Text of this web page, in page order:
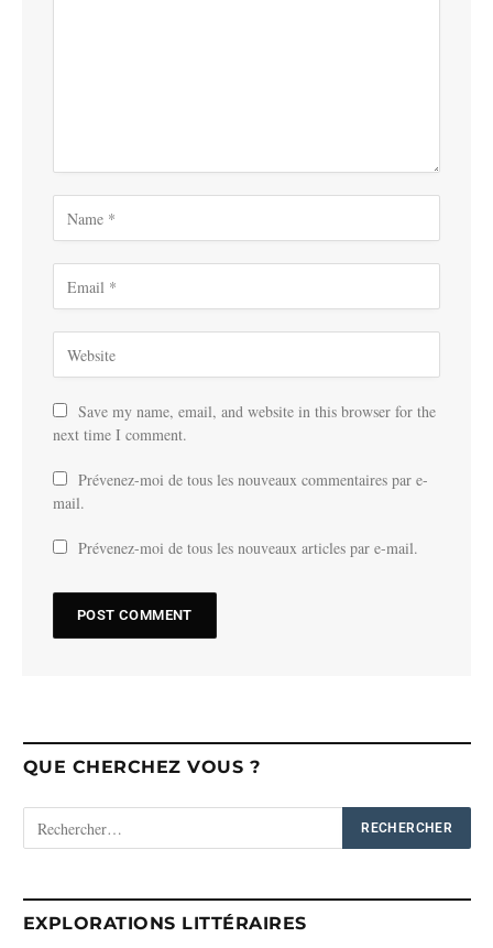
Save my name, email, and website in this browser for the
next time I comment.
Prévenez-moi de tous les nouveaux commentaires par e-
mail.
Prévenez-moi de tous les nouveaux articles par e-mail.
QUE CHERCHEZ VOUS ?
EXPLORATIONS LITTÉRAIRES